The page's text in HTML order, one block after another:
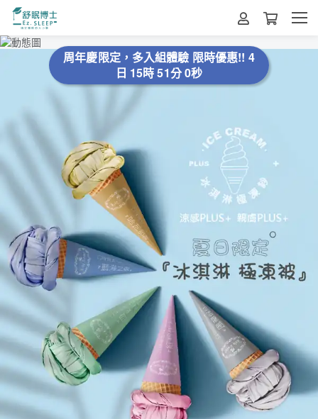
周年慶限定，多入組體驗 限時優惠!! 4
日 15時 50分 56秒